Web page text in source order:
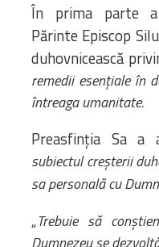
În prima parte a
Părinte Episcop
duhovnicească
remedii esențiale în
întreaga umanitate.
Preasfinția Sa a
subiectul creșterii
sa personală cu
„Trebuie să
Dumnezeu se